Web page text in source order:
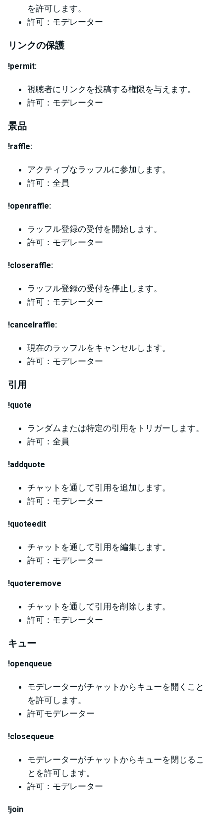
を許可します。
許可：モデレーター
リンクの保護
!permit:
視聴者にリンクを投稿する権限を与えます。
許可：モデレーター
景品
!raffle:
アクティブなラッフルに参加します。
許可：全員
!openraffle:
ラッフル登録の受付を開始します。
許可：モデレーター
!closeraffle:
ラッフル登録の受付を停止します。
許可：モデレーター
!cancelraffle:
現在のラッフルをキャンセルします。
許可：モデレーター
引用
!quote
ランダムまたは特定の引用をトリガーします。
許可：全員
!addquote
チャットを通して引用を追加します。
許可：モデレーター
!quoteedit
チャットを通して引用を編集します。
許可：モデレーター
!quoteremove
チャットを通して引用を削除します。
許可：モデレーター
キュー
!openqueue
モデレーターがチャットからキューを開くこと
を許可します。
許可モデレーター
!closequeue
モデレーターがチャットからキューを閉じるこ
とを許可します。
許可：モデレーター
!join